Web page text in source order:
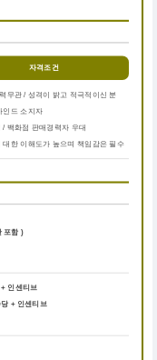
자격조건
무관 / 성격이 밝고 적극적이신 분
인드 소지자
/ 백화점 판매경력자 우대
대한 이해도가 높으며 책임감은 필수
포함 )
인센티브
+ 인센티브